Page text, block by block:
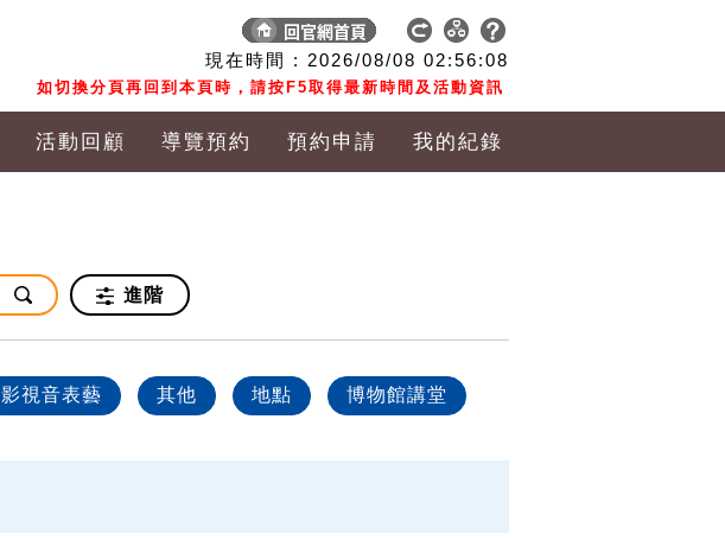
現在時間 : 2026/08/08 02:56:09
如切換分頁再回到本頁時，請按F5取得最新時間及活動資訊
活動回顧 導覽預約 預約申請 我的紀錄
進階
影視音表藝 其他 地點 博物館講堂